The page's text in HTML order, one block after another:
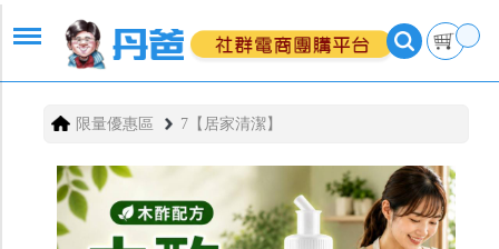
限量優惠區 7【居家清潔】